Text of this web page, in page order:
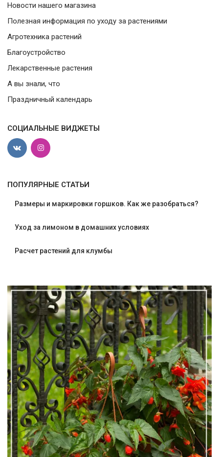
Новости нашего магазина
Полезная информация по уходу за растениями
Агротехника растений
Благоустройство
Лекарственные растения
А вы знали, что
Праздничный календарь
СОЦИАЛЬНЫЕ ВИДЖЕТЫ
ПОПУЛЯРНЫЕ СТАТЬИ
Размеры и маркировки горшков. Как же разобраться?
Уход за лимоном в домашних условиях
Расчет растений для клумбы